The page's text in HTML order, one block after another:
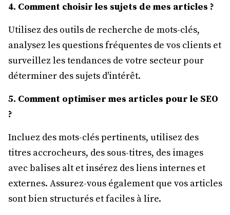
4. Comment choisir les sujets de mes articles ?
Utilisez des outils de recherche de mots-clés,
analysez les questions fréquentes de vos clients et
surveillez les tendances de votre secteur pour
déterminer des sujets d'intérêt.
5. Comment optimiser mes articles pour le SEO
?
Incluez des mots-clés pertinents, utilisez des
titres accrocheurs, des sous-titres, des images
avec balises alt et insérez des liens internes et
externes. Assurez-vous également que vos articles
sont bien structurés et faciles à lire.